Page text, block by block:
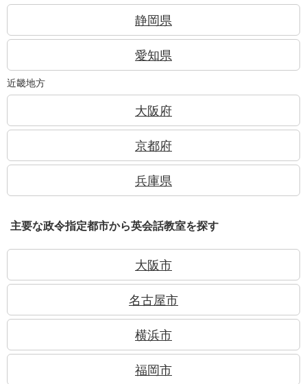
静岡県
愛知県
近畿地方
大阪府
京都府
兵庫県
主要な政令指定都市から英会話教室を探す
大阪市
名古屋市
横浜市
福岡市